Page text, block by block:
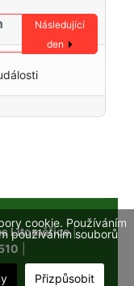
Následující
den
Litoměřice|
cookie. Používáním
používáním souborů
Přizpůsobit